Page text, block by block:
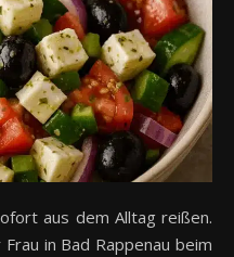
in Bad Rappenau beim